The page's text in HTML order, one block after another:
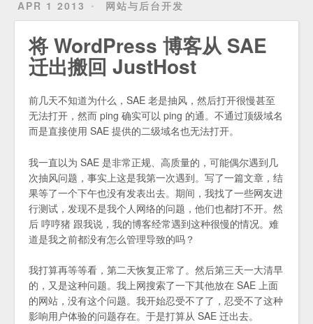
APR 1 2013 网站与后台开发
将 WordPress 博客从 SAE
迁出搬回 JustHost
前几天不知道为什么，SAE 老是抽风，然后打开很慢甚至
无法打开，然而 ping 确实可以 ping 的通。不通过顶级域名
而是直接使用 SAE 提供的二级域名也无法打开。
我一直以为 SAE 是非常正规、高质量的，可能偶尔遇到几
次抽风问题，事实上这是我第一次遇到。写了一篇文章，结
果等了一个下午也没有发表出去。期间，我找了一些网友进
行测试，发现不是我个人网络的问题，他们也都打不开。然
后 哼哼猪 跟我说，我的博客经常遇到这种很慢的情况。难
道是我之前都没有怎么管理导致的吗？
我打算再等等看，第二天恢复正常了。然后第三天一大清早
的，又是这种问题。我上网搜索了一下其他放在 SAE 上面
的网站，没有这个问题。我开始忍受不了了，忍受不了这种
影响用户体验的问题存在。于是打算从 SAE 迁出去。